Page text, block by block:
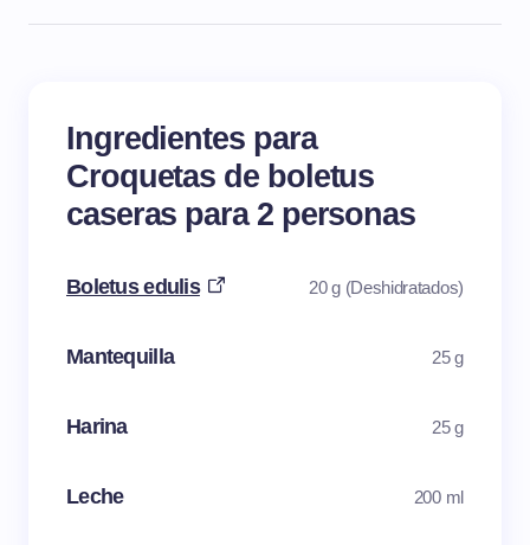
Ingredientes para
Croquetas de boletus
caseras para 2 personas
Boletus edulis 20 g (Deshidratados)
Mantequilla 25 g
Harina 25 g
Leche 200 ml